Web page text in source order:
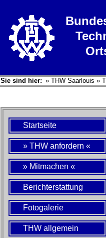
Sie sind hier: » THW Saarlouis »
Startseite
» THW anfordern «
» Mitmachen «
Berichterstattung
Fotogalerie
THW allgemein